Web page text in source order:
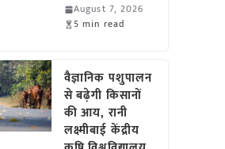
August 7, 2026
5 min read
वैज्ञानिक पशुपालन
से बढ़ेगी किसानों
की आय, रानी
लक्ष्मीबाई केंद्रीय